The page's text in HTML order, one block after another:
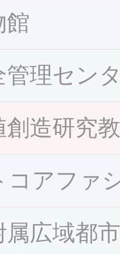
館
管理セン
創造研究
コアファ
属広域都